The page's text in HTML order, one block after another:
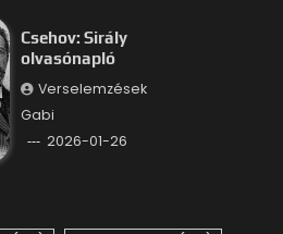
Csehov: Sirály
olvasónapló
Verselemzések
Gabi
2026-01-26